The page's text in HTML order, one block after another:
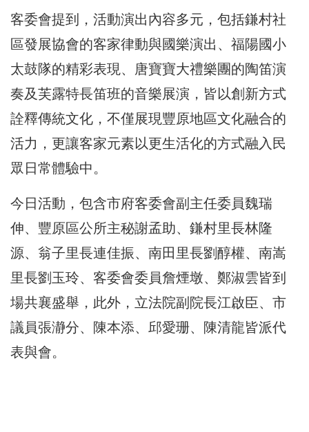
客委會提到，活動演出內容多元，包括鎌村社
區發展協會的客家律動與國樂演出、福陽國小
太鼓隊的精彩表現、唐寶寶大禮樂團的陶笛演
奏及芙露特長笛班的音樂展演，皆以創新方式
詮釋傳統文化，不僅展現豐原地區文化融合的
活力，更讓客家元素以更生活化的方式融入民
眾日常體驗中。
今日活動，包含市府客委會副主任委員魏瑞
伸、豐原區公所主秘謝孟助、鎌村里長林隆
源、翁子里長連佳振、南田里長劉醇權、南嵩
里長劉玉玲、客委會委員詹煙墩、鄭淑雲皆到
場共襄盛舉，此外，立法院副院長江啟臣、市
議員張瀞分、陳本添、邱愛珊、陳清龍皆派代
表與會。